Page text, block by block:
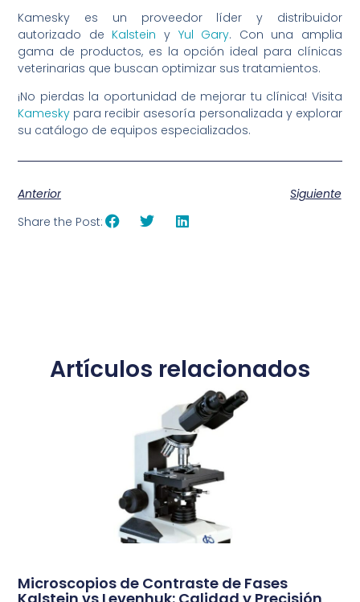
Kamesky es un proveedor líder y distribuidor
autorizado de Kalstein yYul Gary. Con una amplia
gama de productos, es la opción ideal para clínicas
veterinarias que buscan optimizar sus tratamientos.
¡No pierdas la oportunidad de mejorar tu clínica! Visita
Kamesky para recibir asesoría personalizada y explorar
su catálogo de equipos especializados.
Anterior
Siguiente
Share the Post:
Artículos relacionados
Microscopios de Contraste de Fases